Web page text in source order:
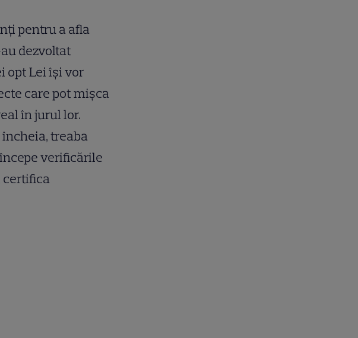
pentru a afla
dezvoltat
opt Lei își vor
care pot mișca
în jurul lor.
treaba
verificările
certifica